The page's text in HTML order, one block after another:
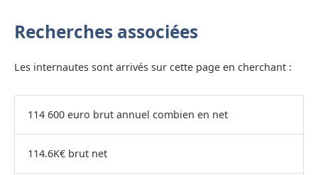
Recherches associées
Les internautes sont arrivés sur cette page en cherchant :
114 600 euro brut annuel combien en net
114.6K€ brut net